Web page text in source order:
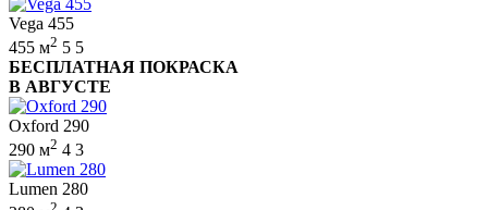
Vega 455
455 м2 5 5
БЕСПЛАТНАЯ ПОКРАСКА
В АВГУСТЕ
Oxford 290
290 м2 4 3
Lumen 280